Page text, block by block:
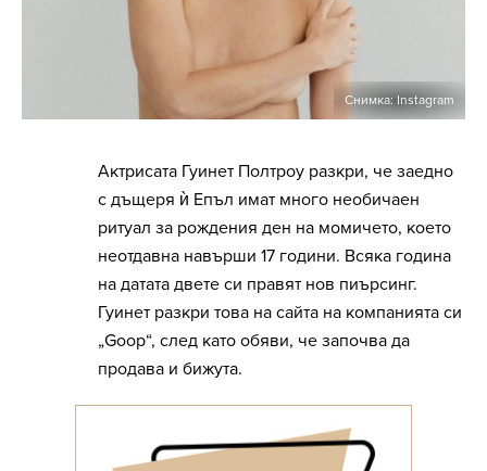
Снимка: Instagram
Актрисата Гуинет Полтроу разкри, че заедно
с дъщеря ѝ Епъл имат много необичаен
ритуал за рождения ден на момичето, което
неотдавна навърши 17 години. Всяка година
на датата двете си правят нов пиърсинг.
Гуинет разкри това на сайта на компанията си
„Goop“, след като обяви, че започва да
продава и бижута.